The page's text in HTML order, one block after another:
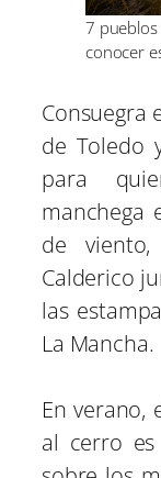
7 pueblos
conocer
Consuegra
de Toledo
para
manchega
de
Calderico
las
La Mancha.
En
al cerro